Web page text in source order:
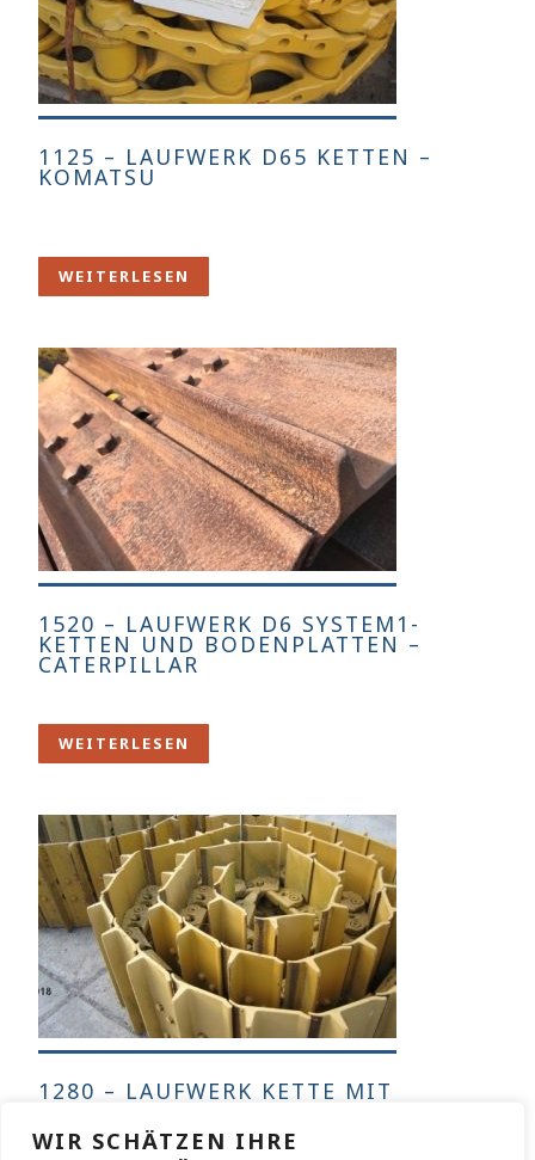
WIR SCHÄTZEN IHRE
1125 – LAUFWERK D65 KETTEN –
KOMATSU
WEITERLESEN
1520 – LAUFWERK D6 SYSTEM1-
KETTEN UND BODENPLATTEN –
CATERPILLAR
WEITERLESEN
1280 – LAUFWERK KETTE MIT